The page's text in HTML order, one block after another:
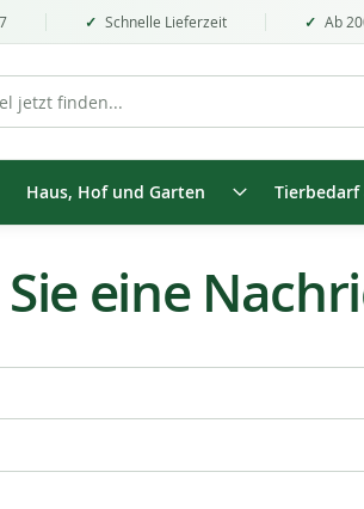
Schnelle Lieferzeit Ab
Haus, Hof und Garten Tierbedarf
eine